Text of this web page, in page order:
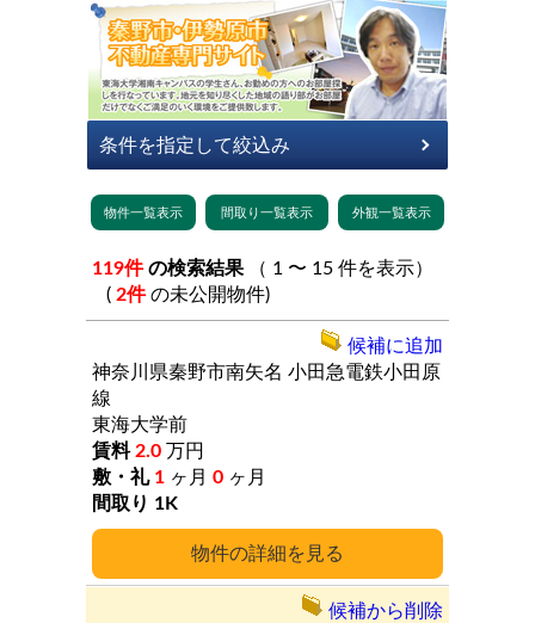
119件 の検索結果
( 2件 の未公開物件)
詳細
神奈川県秦野市南矢名 小田急電鉄小田原
線
東海大学前
2.0 万円
1 ヶ月 0 ヶ月
1K
候補に追加
候補から削除